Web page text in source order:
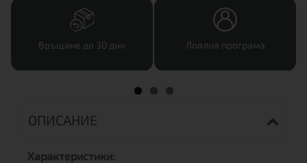
Връщане до 30 дни Лоялна програма
ОПИСАНИЕ
Характеристики: